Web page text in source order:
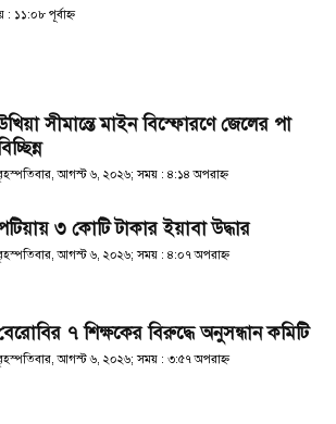
: ১১:০৮ পূর্বাহ্ণ
সীমান্তে মাইন বিস্ফোরণে জেলের পা
আগস্ট ৬, ২০২৬; সময় : ৪:১৪ অপরাহ্ণ
৩ কোটি টাকার ইয়াবা উদ্ধার
আগস্ট ৬, ২০২৬; সময় : ৪:০৭ অপরাহ্ণ
৭ শিক্ষকের বিরুদ্ধে অনুসন্ধান কমিটি
আগস্ট ৬, ২০২৬; সময় : ৩:৫৭ অপরাহ্ণ